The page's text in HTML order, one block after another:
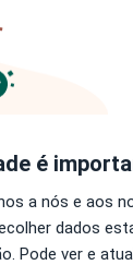
é
a nós e aos
dados
Pode ver e